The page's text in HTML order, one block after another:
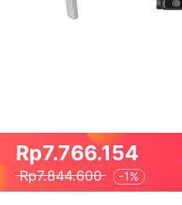
Rp7.766.154
Rp7.844.600 -1%